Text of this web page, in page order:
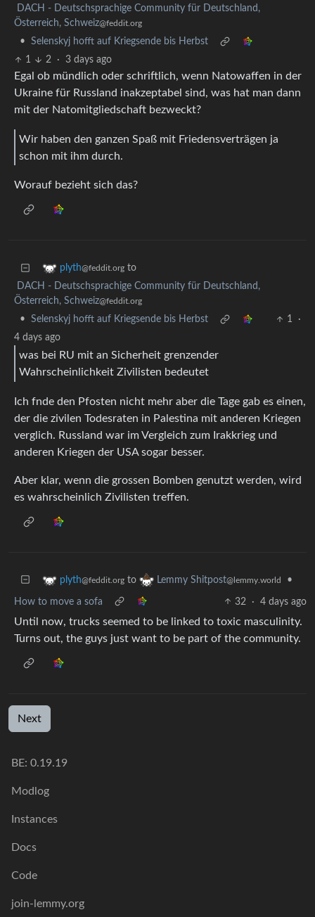
DACH - Deutschsprachige Community für Deutschland,
Österreich, Schweiz@feddit.org
•
Selenskyj hofft auf Kriegsende bis Herbst
1
2 · 3 days ago
Egal ob mündlich oder schriftlich, wenn Natowaffen in der
Ukraine für Russland inakzeptabel sind, was hat man dann
mit der Natomitgliedschaft bezweckt?
Wir haben den ganzen Spaß mit Friedensverträgen ja
schon mit ihm durch.
Worauf bezieht sich das?
plyth@feddit.org to
DACH - Deutschsprachige Community für Deutschland,
Österreich, Schweiz@feddit.org
• Selenskyj hofft auf Kriegsende bis Herbst 1
·
4 days ago
was bei RU mit an Sicherheit grenzender
Wahrscheinlichkeit Zivilisten bedeutet
Ich fnde den Pfosten nicht mehr aber die Tage gab es einen,
der die zivilen Todesraten in Palestina mit anderen Kriegen
verglich. Russland war im Vergleich zum Irakkrieg und
anderen Kriegen der USA sogar besser.
Aber klar, wenn die grossen Bomben genutzt werden, wird
es wahrscheinlich Zivilisten treffen.
plyth@feddit.org to Lemmy Shitpost@lemmy.world •
How to move a sofa 32 · 4 days ago
Until now, trucks seemed to be linked to toxic masculinity.
Turns out, the guys just want to be part of the community.
Next
BE: 0.19.19
Modlog
Instances
Docs
Code
join-lemmy.org